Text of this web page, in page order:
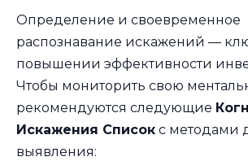
Определение и своевременное
распознавание искажений —
повышении эффективности
Чтобы мониторить свою
рекомендуются следующие
Искажения Список с методами
выявления: